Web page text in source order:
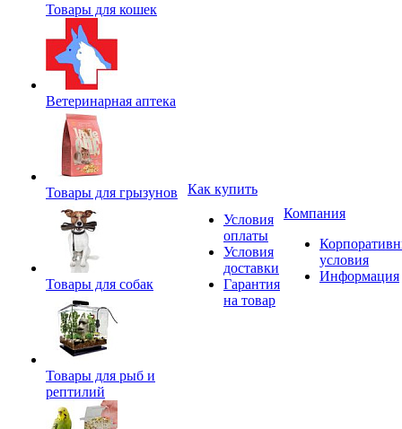
Товары для кошек
Ветеринарная аптека
Товары для грызунов
Товары для собак
Товары для рыб и
рептилий
Как купить
Условия
оплаты
Условия
доставки
Гарантия
на товар
Компания
условия
Информация